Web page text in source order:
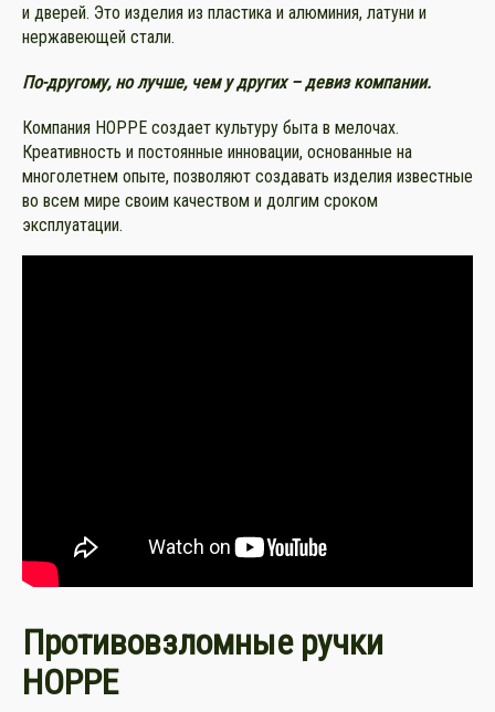
и дверей. Это изделия из пластика и алюминия, латуни и
нержавеющей стали.
По-другому, но лучше, чем у других –девиз компании.
Компания HOPPE создает культуру быта в мелочах.
Креативность и постоянные инновации, основанные на
многолетнем опыте, позволяют создавать изделия известные
во всем мире своим качеством и долгим сроком
эксплуатации.
Противовзломные ручки
HOPPE